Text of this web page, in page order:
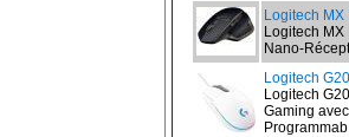
Logitech MX
Logitech
Nano-
Logitech
Logitech
Gaming